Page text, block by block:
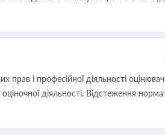
і професійної діяльності
діяльності. Відстеження
або бухгалтера під час оподаткування,
суб'єктів оціночної діяльності